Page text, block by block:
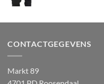
CONTACTGEGEVENS
Markt 89